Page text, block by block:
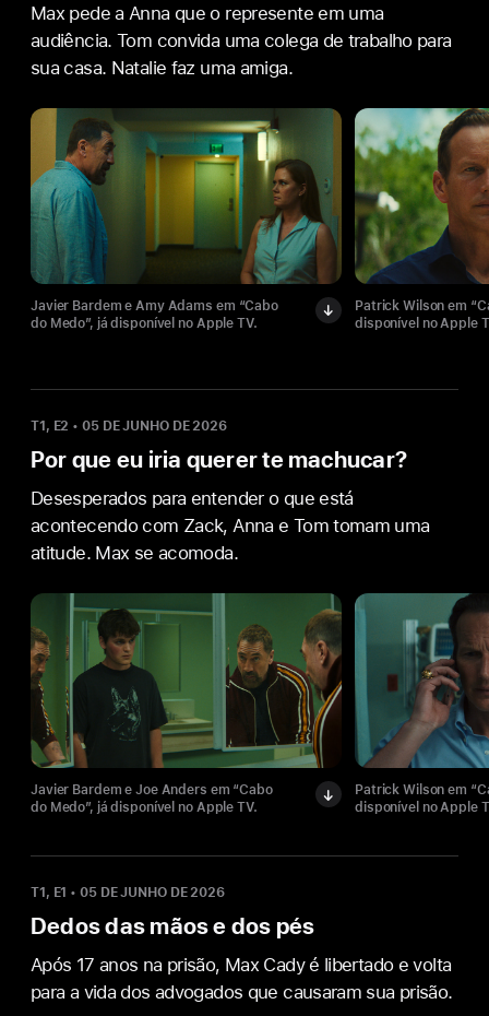
Max pede a Anna que o represente em uma
audiência. Tom convida uma colega de trabalho para
sua casa. Natalie faz uma amiga.
Javier Bardem e Amy Adams em “Cabo
do Medo”, já disponível no Apple TV.
Patrick Wilson em
disponível no Apple
T1, E2 • 05 DE JUNHO DE 2026
Por que eu iria querer te machucar?
Desesperados para entender o que está
acontecendo com Zack, Anna e Tom tomam uma
atitude. Max se acomoda.
Javier Bardem e Joe Anders em “Cabo
do Medo”, já disponível no Apple TV.
Patrick Wilson em
disponível no Apple
T1, E1 • 05 DE JUNHO DE 2026
Dedos das mãos e dos pés
Após 17 anos na prisão, Max Cady é libertado e volta
para a vida dos advogados que causaram sua prisão.